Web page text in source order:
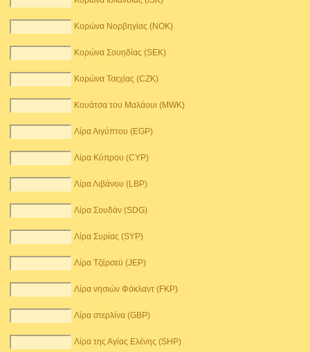
Κορώνα Νορβηγίας (NOK)
Κορώνα Σουηδίας (SEK)
Κορώνα Τσεχίας (CZK)
Κουάτσα του Μαλάουι (MWK)
Λίρα Αιγύπτου (EGP)
Λίρα Κύπρου (CYP)
Λίρα Λιβάνου (LBP)
Λίρα Σουδάν (SDG)
Λίρα Συρίας (SYP)
Λίρα Τζέρσεϋ (JEP)
Λίρα νησιών Φόκλαντ (FKP)
Λίρα στερλίνα (GBP)
Λίρα της Αγίας Ελένης (SHP)